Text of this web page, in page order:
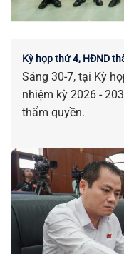
Kỳ họp thứ 4, HĐND
Sáng 30-7, tại Kỳ
nhiệm kỳ 2026 -
thẩm quyền.